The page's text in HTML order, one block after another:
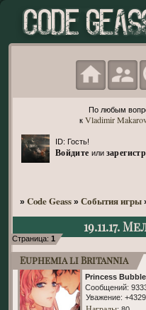
По любым
к Vladimir
ID: Гость!
Войдите или
» Code Geass » События игры
19.11.17.
Страница: 1
Euphemia li Britannia
Princess
Сообщений:
Уважение: +4329